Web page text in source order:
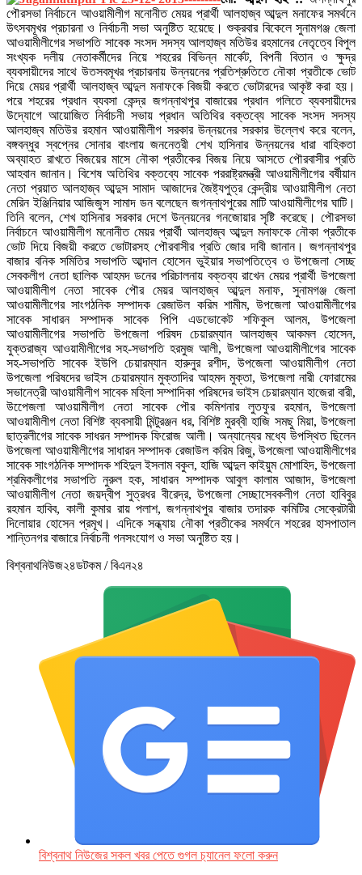
পৌরসভা নির্বাচনে আওয়ামীলীগ মনোনীত মেয়র প্রার্থী আলহাজ্ব আব্দুল মনাফের সমর্থনে
উৎসবমূখর প্রচারনা ও নির্বাচনী সভা অনুষ্টিত হয়েছে। শুক্রবার বিকেলে সুনামগঞ্জ জেলা
আওয়ামীলীগের সভাপতি সাবেক সংসদ সদস্য আলহাজ্ব মতিউর রহমানের নেতৃত্বে বিপুল
সংখ্যক দলীয় নেতাকর্মীদের নিয়ে শহরের বিভিন্ন মার্কেট, বিপনী বিতান ও ক্ষুদ্র
ব্যবসায়ীদের সাথে উতসবমূখর প্রচারনায় উন্নয়নের প্রতিশ্রুতিতে নৌকা প্রতীকে ভোট
দিয়ে মেয়র প্রার্থী আলহাজ্ব আব্দুল মনাফকে বিজয়ী করতে ভোটারদের আকৃষ্ট করা হয়।
পরে শহরের প্রধান ব্যবসা কেন্দ্র জগন্নাথপুর বাজারের প্রধান গলিতে ব্যবসায়ীদের
উদ্যোগে আয়োজিত নির্বাচনী সভায় প্রধান অতিথির বক্তব্যে সাবেক সংসদ সদস্য
আলহাজ্ব মতিউর রহমান আওয়ামীলীগ সরকার উন্নয়নের সরকার উল্লেখ করে বলেন,
বঙ্গবন্ধুর স্বপ্নের সোনার বাংলায় জননেত্রী শেখ হাসিনার উন্নয়নের ধারা বাহিকতা
অব্যাহত রাখতে বিজয়ের মাসে নৌকা প্রতীকের বিজয় নিয়ে আসতে পৌরবাসীর প্রতি
আহবান জানান। বিশেষ অতিথির বক্তব্যে সাবেক পররাষ্ট্রমন্ত্রী আওয়ামীলীগের বর্ষীয়ান
নেতা প্রয়াত আলহাজ্ব আব্দুস সামাদ আজাদের জৈষ্ট্যপুত্র কেন্দ্রীয় আওয়ামীলীগ নেতা
মেরিন ইঞ্জিনিয়ার আজিজুস সামাদ ডন বলেছেন জগন্নাথপুরের মাটি আওয়ামীলীগের ঘাটি।
তিনি বলেন, শেখ হাসিনার সরকার দেশে উন্নয়নের গনজোয়ার সৃষ্টি করেছে। পৌরসভা
নির্বাচনে আওয়ামীলীগ মনোনীত মেয়র প্রার্থী আলহাজ্ব আব্দুল মনাফকে নৌকা প্রতীকে
ভোট দিয়ে বিজয়ী করতে ভোটারসহ পৌরবাসীর প্রতি জোর দাবী জানান। জগন্নাথপুর
বাজার বনিক সমিতির সভাপতি আব্দাল হোসেন ভুইয়ার সভাপতিত্বে ও উপজেলা সেচ্ছ
সেবকলীগ নেতা ছালিক আহমদ ডনের পরিচালনায় বক্তব্য রাখেন মেয়র প্রার্থী উপজেলা
আওয়ামীলীগ নেতা সাবেক পৌর মেয়র আলহাজ্ব আব্দুল মনাফ, সুনামগঞ্জ জেলা
আওয়ামীলীগের সাংগঠনিক সম্পাদক রেজাউল করিম শামীম, উপজেলা আওয়ামীলীগের
সাবেক সাধারন সম্পাদক সাবেক পিপি এডভোকেট শফিকুল আলম, উপজেলা
আওয়ামীলীগের সভাপতি উপজেলা পরিষদ চেয়ারম্যান আলহাজ্ব আকমল হোসেন,
যুক্তরাজ্য আওয়ামীলীগের সহ-সভাপতি হরমুজ আলী, উপজেলা আওয়ামীলীগের সাবেক
সহ-সভাপতি সাবেক ইউপি চেয়ারম্যান হারুনুর রশীদ, উপজেলা আওয়ামীলীগ নেতা
উপজেলা পরিষদের ভাইস চেয়ারম্যান মুক্তাদির আহমদ মুক্তা, উপজেলা নারী ফোরামের
সভানেত্রী আওয়ামীলীগ সাবেক মহিলা সম্পাদিকা পরিষদের ভাইস চেয়ারম্যান হাজেরা বারী,
উপেেজলা আওয়ামীলীগ নেতা সাবেক পৌর কমিশনার লুতফুর রহমান, উপজেলা
আওয়ামীলীগ নেতা বিশিষ্ট ব্যবসায়ী মিন্টুরঞ্জন ধর, বিশিষ্ট মুরব্বী হাজি সমছু মিয়া, উপজেলা
ছাত্রলীগের সাবেক সাধরন সম্পাদক ফিরোজ আলী। অন্যান্যের মধ্যে উপস্থিত ছিলেন
উপজেলা আওয়ামীলীগের সাধারন সম্পাদক রেজাউল করিম রিজু, উপজেলা আওয়ামীলীগের
সাবেক সাংগঠনিক সম্পাদক শহিদুল ইসলাম বকুল, হাজি আব্দুল কাইয়ুম মোশাহিদ, উপজেলা
শ্রমিকলীগের সভাপতি নুরুল হক, সাধারন সম্পাদক আবুল কালাম আজাদ, উপজেলা
আওয়ামীলীগ নেতা জয়দ্বীপ সুত্রধর বীরেদ্র, উপজেলা সেচ্ছাসেবকলীগ নেতা হাবিবুর
রহমান হাবিব, কালী কুমার রায় পলাশ, জগন্নাথপুর বাজার তদারক কমিটির সেক্রেটারী
দিলোয়ার হোসেন প্রমূখ। এদিকে সন্ধ্যায় নৌকা প্রতীকের সমর্থনে শহরের হাসপাতাল
শান্তিনগর বাজারে নির্বাচনী গনসংযোগ ও সভা অনুষ্টিত হয়।
বিশ্বনাথনিউজ২৪ডটকম / বিএন২৪
বিশ্বনাথ নিউজের সকল খবর পেতে গুগল চ‌্যানেল ফলো করুন